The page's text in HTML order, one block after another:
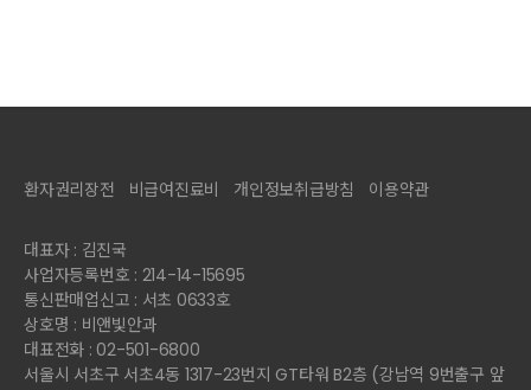
환자권리장전 비급여진료비 개인정보취급방침 이용약관
대표자 : 김진국
사업자등록번호 : 214-14-15695
통신판매업신고 : 서초 0633호
상호명 : 비앤빛안과
대표전화 : 02-501-6800
서울시 서초구 서초4동 1317-23번지 GT타워 B2층 (강남역 9번출구 앞